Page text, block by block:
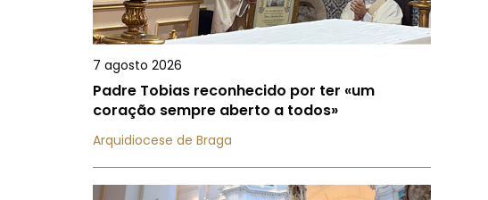
7 agosto 2026
Padre Tobias reconhecido por ter «um
coração sempre aberto a todos»
Arquidiocese de Braga